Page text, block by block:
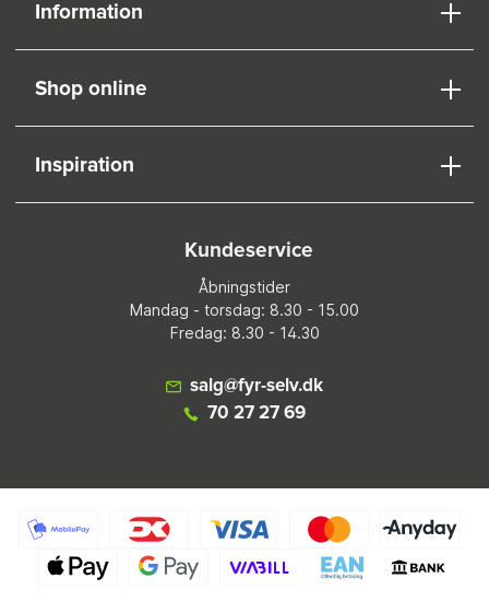
Information
Shop online
Inspiration
Kundeservice
Åbningstider
Mandag - torsdag: 8.30 - 15.00
Fredag: 8.30 - 14.30
salg@fyr-selv.dk
70 27 27 69